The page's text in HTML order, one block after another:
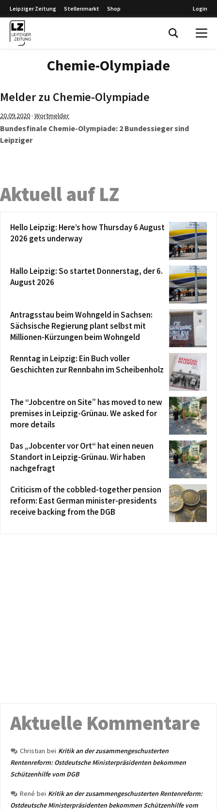
Leipziger Zeitung Stellenmarkt Shop Login
Chemie-Olympiade
Melder zu Chemie-Olympiade
20.09.2020· Wortmelder
Bundesfinale Chemie-Olympiade: 2 Bundessieger sind
Leipziger
Aktuell auf LZ
Hello Leipzig: Here’s how Thursday 6 August
2026 gets underway
Hallo Leipzig: So startet Donnerstag, der 6.
August 2026
Antragsstau beim Wohngeld in Sachsen:
Sächsische Regierung plant selbst mit
Millionen-Kürzungen beim Wohngeld
Renntag in Leipzig: Ein Buch voller
Geschichten zur Rennbahn im Scheibenholz
The “Jobcentre on Site” has moved to new
premises in Leipzig-Grünau. We asked for
more details
Das „Jobcenter vor Ort“ hat einen neuen
Standort in Leipzig-Grünau. Wir haben
nachgefragt
Criticism of the cobbled-together pension
reform: East German minister-presidents
receive backing from the DGB
Aktuelle Kommentare
Christian bei Kritik an der zusammengeschusterten
Rentenreform: Ostdeutsche Ministerpräsidenten bekommen
Schützenhilfe vom DGB
René bei Kritik an der zusammengeschusterten Rentenreform:
Ostdeutsche Ministerpräsidenten bekommen Schützenhilfe vom